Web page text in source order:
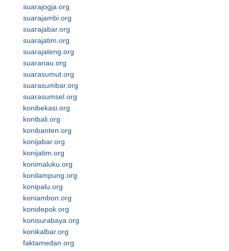
suarajogja.org
suarajambi.org
suarajabar.org
suarajatim.org
suarajateng.org
suarariau.org
suarasumut.org
suarasumbar.org
suarasumsel.org
konibekasi.org
konibali.org
konibanten.org
konijabar.org
konijatim.org
konimaluku.org
konilampung.org
konipalu.org
koniambon.org
konidepok.org
konisurabaya.org
konikalbar.org
faktamedan.org